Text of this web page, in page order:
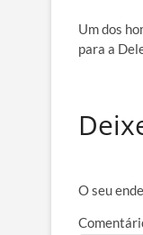
Um dos
para a
O seu